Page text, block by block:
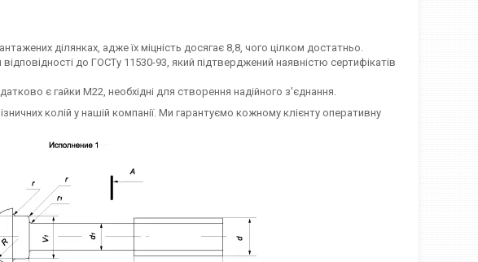
ділянках, адже їх міцність досягає 8,8, чого цілком достатньо.
до ГОСТу 11530-93, який підтверджений наявністю сертифікатів
є гайки М22, необхідні для створення надійного з'єднання.
колій у нашій компанії. Ми гарантуємо кожному клієнту оперативну